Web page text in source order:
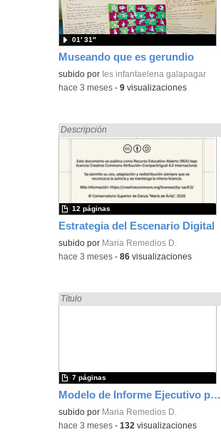
Museando que es gerundio
subido por Ies infantaelena galapagar
01′ 31″
-hace 3 meses -9 visualizaciones
Estrategia del Escenario Digital
Encontrado «Comunicación» en:
Descripción
Contenido educativo.
subido por Maria Remedios D.
12 páginas
-hace 3 meses -86 visualizaciones
Modelo de Informe Ejecutivo para el diseño de una Plan de Comunicación en Centros de Enseñanzas Artísticas Superiores
Encontrado «Comunicación» en:
Título
Contenido educativo.
subido por Maria Remedios D.
7 páginas
-hace 3 meses -132 visualizaciones